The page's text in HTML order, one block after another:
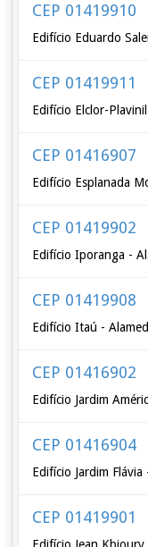
CEP 01419910
Edifício Eduardo
CEP 01419911
Edifício Elclor-
CEP 01416907
Edifício Esplanada
CEP 01419902
Edifício Iporanga -
CEP 01419908
Edifício Itaú -
CEP 01416902
Edifício Jardim
CEP 01416904
Edifício Jardim
CEP 01419901